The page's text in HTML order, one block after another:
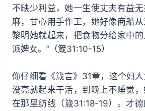
不缺少利益，她一生使丈夫有益
麻，甘心用手作工，她好像商船
黎明她就起来，把食物分给家中
派婢女。”（箴31:10-15）
你仔细看《箴言》31章，这个妇
没亮就起来干活，到晚上不睡觉，
在那里纺线（箴31:18-19）。才